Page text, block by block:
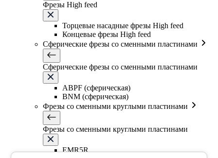
Фрезы High feed
Торцевые насадные фрезы High feed
Концевые фрезы High feed
Сферические фрезы со сменными пластинами
Сферические фрезы со сменными пластинами
ABPF (сферическая)
BNM (сферическая)
Фрезы со сменными круглыми пластинами
Фрезы со сменными круглыми пластинами
EMR5R